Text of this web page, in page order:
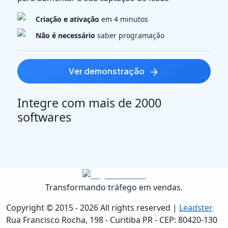
Criação e ativação em 4 minutos
Não é necessário saber programação
ver demonstração
Integre com mais de 2000
softwares
Transformando tráfego em vendas.
Copyright © 2015 -2026All rights reserved | Leadster
Rua Francisco Rocha, 198 - Curitiba PR - CEP: 80420-130